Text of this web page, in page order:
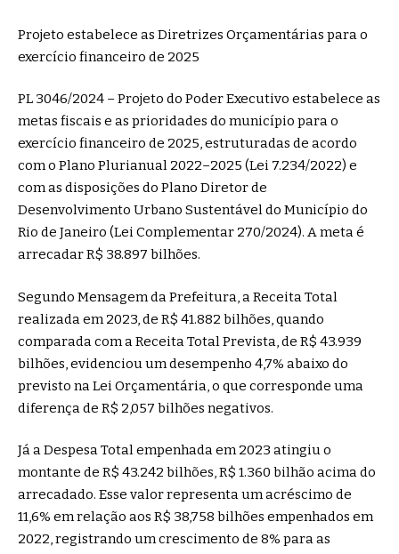
Projeto estabelece as Diretrizes Orçamentárias para o
exercício financeiro de 2025
PL 3046/2024 – Projeto do Poder Executivo estabelece as
metas fiscais e as prioridades do município para o
exercício financeiro de 2025, estruturadas de acordo
com o Plano Plurianual 2022–2025 (Lei 7.234/2022) e
com as disposições do Plano Diretor de
Desenvolvimento Urbano Sustentável do Município do
Rio de Janeiro (Lei Complementar 270/2024). A meta é
arrecadar R$ 38.897 bilhões.
Segundo Mensagem da Prefeitura, a Receita Total
realizada em 2023, de R$ 41.882 bilhões, quando
comparada com a Receita Total Prevista, de R$ 43.939
bilhões, evidenciou um desempenho 4,7% abaixo do
previsto na Lei Orçamentária, o que corresponde uma
diferença de R$ 2,057 bilhões negativos.
Já a Despesa Total empenhada em 2023 atingiu o
montante de R$ 43.242 bilhões, R$ 1.360 bilhão acima do
arrecadado. Esse valor representa um acréscimo de
11,6% em relação aos R$ 38,758 bilhões empenhados em
2022, registrando um crescimento de 8% para as